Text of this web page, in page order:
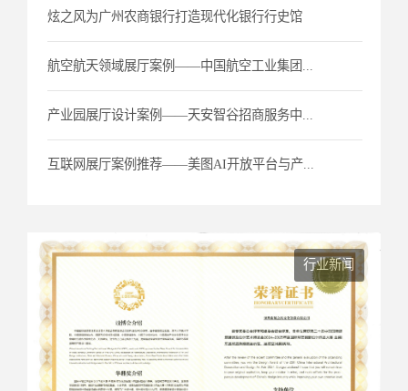
炫之风为广州农商银行打造现代化银行行史馆
航空航天领域展厅案例——中国航空工业集团...
产业园展厅设计案例——天安智谷招商服务中...
互联网展厅案例推荐——美图AI开放平台与产...
行业新闻